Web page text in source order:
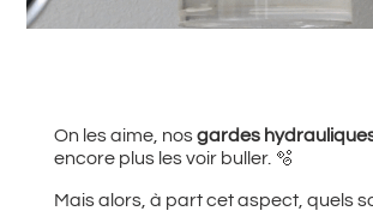
On les aime, nosgardes
encore plus les voir buller. 🫧
Mais alors, à part cet aspect, quels